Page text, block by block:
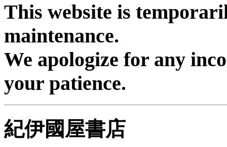
This website is
maintenance.
We apologize for any
your patience.
紀伊國屋書店